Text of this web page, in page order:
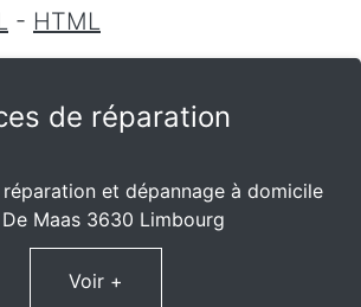
- HTML
de réparation
et dépannage à domicile
Maas 3630 Limbourg
Voir +